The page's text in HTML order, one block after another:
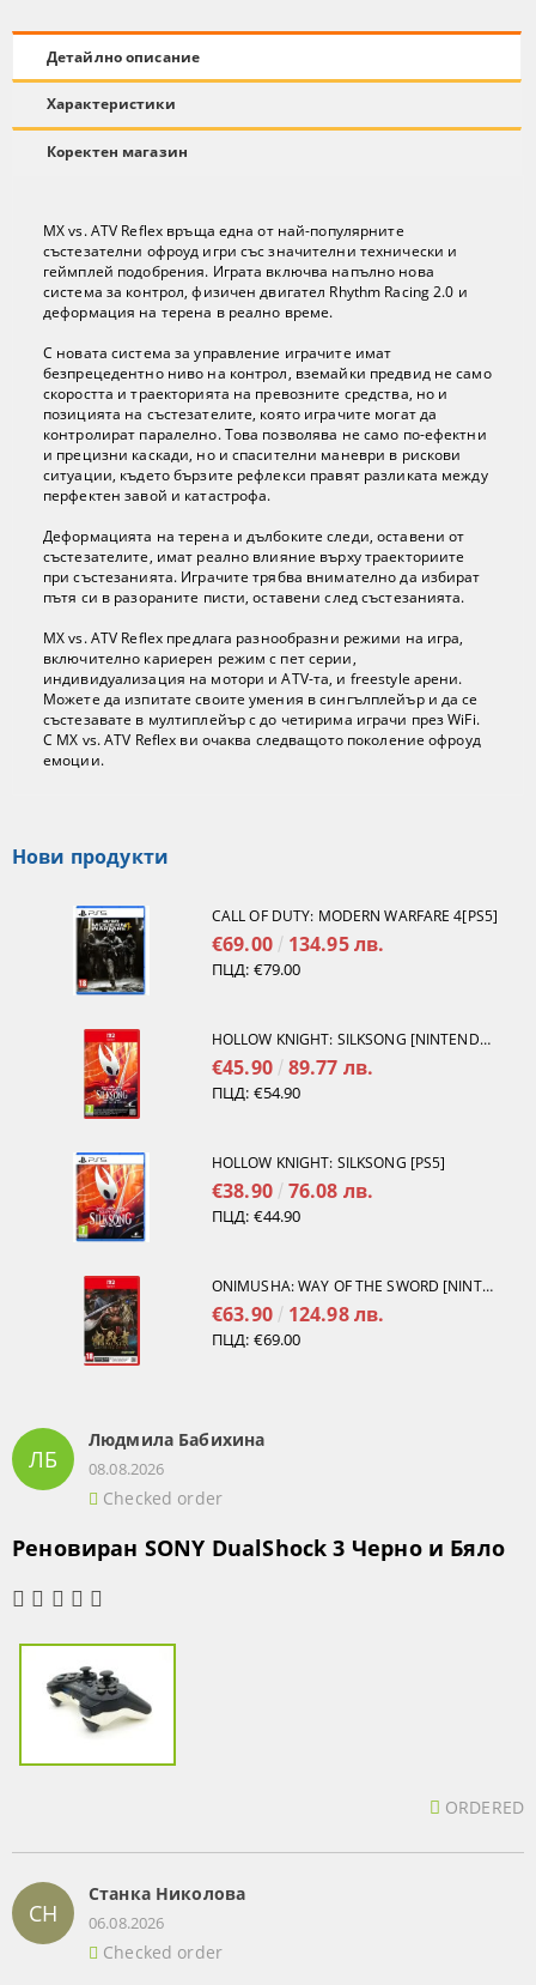
Детайлно описание
Характеристики
Коректен магазин
MX vs. ATV Reflex връща една от най-популярните
състезателни офроуд игри със значителни технически и
геймплей подобрения. Играта включва напълно нова
система за контрол, физичен двигател Rhythm Racing 2.0 и
деформация на терена в реално време.
С новата система за управление играчите имат
безпрецедентно ниво на контрол, вземайки предвид не само
скоростта и траекторията на превозните средства, но и
позицията на състезателите, която играчите могат да
контролират паралелно. Това позволява не само по-ефектни
и прецизни каскади, но и спасителни маневри в рискови
ситуации, където бързите рефлекси правят разликата между
перфектен завой и катастрофа.
Деформацията на терена и дълбоките следи, оставени от
състезателите, имат реално влияние върху траекториите
при състезанията. Играчите трябва внимателно да избират
пътя си в разораните писти, оставени след състезанията.
MX vs. ATV Reflex предлага разнообразни режими на игра,
включително кариерен режим с пет серии,
индивидуализация на мотори и ATV-та, и freestyle арени.
Можете да изпитате своите умения в сингълплейър и да се
състезавате в мултиплейър с до четирима играчи през WiFi.
С MX vs. ATV Reflex ви очаква следващото поколение офроуд
емоции.
Нови продукти
CALL OF DUTY: MODERN WARFARE 4[PS5]
€69.00 134.95 лв.
ПЦД: €79.00
HOLLOW KNIGHT: SILKSONG [NINTENDO SWITCH 2]
€45.90 89.77 лв.
ПЦД: €54.90
HOLLOW KNIGHT: SILKSONG [PS5]
€38.90 76.08 лв.
ПЦД: €44.90
ONIMUSHA: WAY OF THE SWORD [NINTENDO SWITCH 2]
€63.90 124.98 лв.
ПЦД: €69.00
ЛБ
Людмила Бабихина
08.08.2026
Checked order
Реновиран SONY DualShock 3 Черно и Бяло
ORDERED
СН
Станка Николова
06.08.2026
Checked order